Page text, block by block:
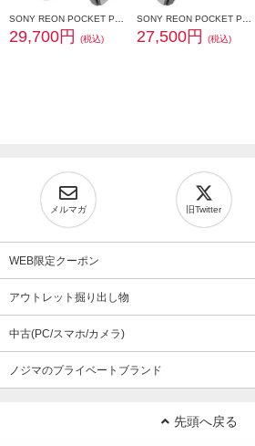
29,700円 (税込) 27,500円 (税込)
メルマガ 旧Twitter
WEB限定クーポン
アウトレット掘り出し物
中古(PC/スマホ/カメラ)
ノジマのプライベートブランド
先頭へ戻る